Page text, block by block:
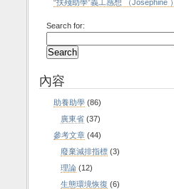
“扶殘助學”義工感想 （Josephine ）
Search for:
內容
助養助學 (86)
廣東省 (37)
參考文章 (44)
廢棄減排指標 (3)
理論 (12)
生態環境恢復 (6)